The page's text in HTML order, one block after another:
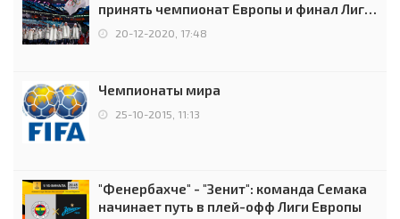
принять чемпионат Европы и финал Лиги
чемпионов.
20-12-2020, 17:48
Чемпионаты мира
25-10-2015, 11:13
"Фенербахче" - "Зенит": команда Семака
начинает путь в плей-офф Лиги Европы